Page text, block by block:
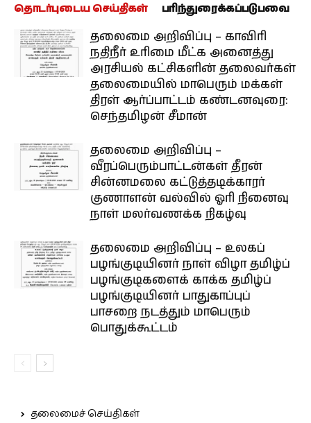
தொடர்புடைய செய்திகள் பரிந்துரைக்கப்படுபவை
தலைமை அறிவிப்பு – காவிரி
நதிநீர் உரிமை மீட்க அனைத்து
அரசியல் கட்சிகளின் தலைவர்கள்
தலைமையில் மாபெரும் மக்கள்
திரள் ஆர்ப்பாட்டம் கண்டனவுரை:
செந்தமிழன் சீமான்
தலைமை அறிவிப்பு –
வீரப்பெரும்பாட்டன்கள் தீரன்
சின்னமலை கட்டுத்தடிக்காரர்
குணாளன் வல்வில் ஓரி நினைவு
நாள் மலர்வணக்க நிகழ்வு
தலைமை அறிவிப்பு – உலகப்
பழங்குடியினர் நாள் விழா தமிழ்ப்
பழங்குடிகளைக் காக்க தமிழ்ப்
பழங்குடியினர் பாதுகாப்புப்
பாசறை நடத்தும் மாபெரும்
பொதுக்கூட்டம்
தலைமைச் செய்திகள்